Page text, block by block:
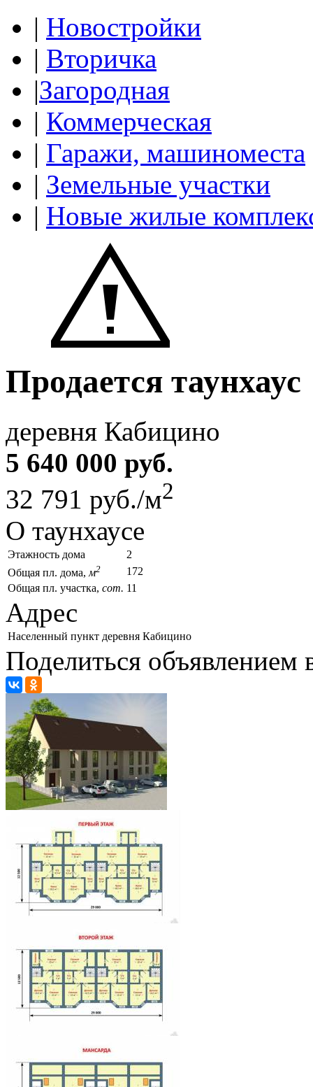
| Новостройки
| Вторичка
|Загородная
| Коммерческая
| Гаражи, машиноместа
| Земельные участки
| Новые жилые
Продается таунхаус
деревня Кабицино
5 640 000 руб.
32 791 руб./м2
О таунхаусе
Этажность дома
2
Общая пл. дома, м2
172
Общая пл. участка, сот. 11
Адрес
Населенный пункт деревня Кабицино
Поделиться объявлением